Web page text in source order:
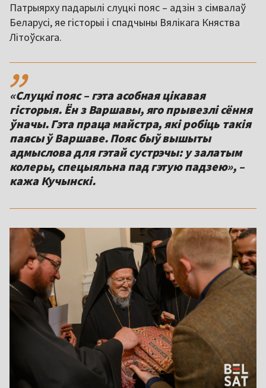
Патрыярху падарылі слуцкі пояс – адзін з сімвалаў
Беларусі, яе гісторыі і спадчыны Вялікага Княства
Літоўскага.
,,
«Слуцкі пояс – гэта асобная цікавая
гісторыя. Ён з Варшавы, яго прывезлі сёння
ўначы. Гэта праца майстра, які робіць такія
паясы ў Варшаве. Пояс быў вышыты
адмыслова для гэтай сустрэчы: у залатым
колеры, спецыяльна пад гэтую падзею», –
кажа Кучынскі.